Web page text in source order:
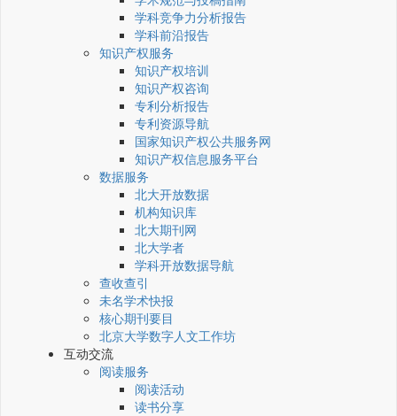
学科竞争力分析报告
学科前沿报告
知识产权服务
知识产权培训
知识产权咨询
专利分析报告
专利资源导航
国家知识产权公共服务网
知识产权信息服务平台
数据服务
北大开放数据
机构知识库
北大期刊网
北大学者
学科开放数据导航
查收查引
未名学术快报
核心期刊要目
北京大学数字人文工作坊
互动交流
阅读服务
阅读活动
读书分享